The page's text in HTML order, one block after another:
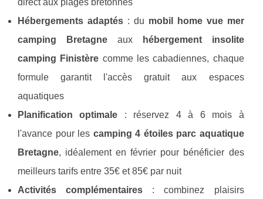
direct aux plages bretonnes
Hébergements adaptés: du mobil home vue mer
camping Bretagneaux
hébergement insolite
camping Finistère comme les cabadiennes, chaque
formule garantit l'accès gratuit aux espaces
aquatiques
Planification optimale : réservez 4 à 6 mois à
l'avance pour les camping 4 étoiles parc aquatique
Bretagne, idéalement en février pour bénéficier des
meilleurs tarifs entre 35€ et 85€ par nuit
Activités complémentaires : combinez plaisirs